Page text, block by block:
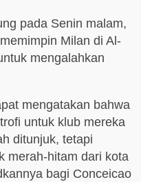
pada Senin malam,
Milan di Al-
mengalahkan
mengatakan bahwa
untuk klub mereka
ditunjuk, tetapi
merah-hitam dari kota
bagi Conceicao